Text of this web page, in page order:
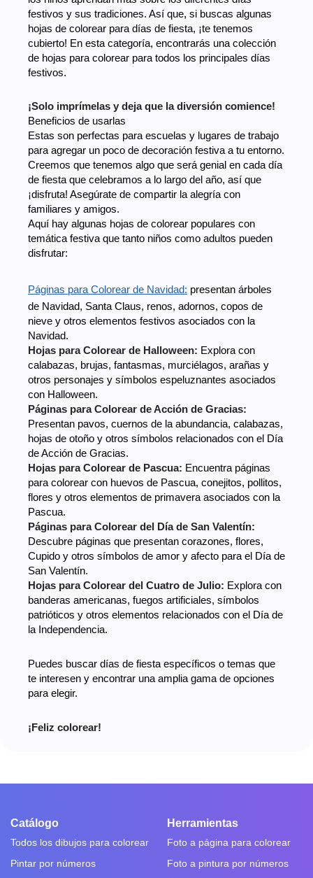
festivos y sus tradiciones. Así que, si buscas algunas
hojas de colorear para días de fiesta, ¡te tenemos
cubierto! En esta categoría, encontrarás una colección
de hojas para colorear para todos los principales días
festivos.
¡Solo imprímelas y deja que la diversión comience!
Beneficios de usarlas
Estas son perfectas para escuelas y lugares de trabajo
para agregar un poco de decoración festiva a tu entorno.
Creemos que tenemos algo que será genial en cada día
de fiesta que celebramos a lo largo del año, así que
¡disfruta! Asegúrate de compartir la alegría con
familiares y amigos.
Aquí hay algunas hojas de colorear populares con
temática festiva que tanto niños como adultos pueden
disfrutar:
Páginas para Colorear de Navidad: presentan árboles
de Navidad, Santa Claus, renos, adornos, copos de
nieve y otros elementos festivos asociados con la
Navidad.
Hojas para Colorear de Halloween: Explora con
calabazas, brujas, fantasmas, murciélagos, arañas y
otros personajes y símbolos espeluznantes asociados
con Halloween.
Páginas para Colorear de Acción de Gracias:
Presentan pavos, cuernos de la abundancia, calabazas,
hojas de otoño y otros símbolos relacionados con el Día
de Acción de Gracias.
Hojas para Colorear de Pascua: Encuentra páginas
para colorear con huevos de Pascua, conejitos, pollitos,
flores y otros elementos de primavera asociados con la
Pascua.
Páginas para Colorear del Día de San Valentín:
Descubre páginas que presentan corazones, flores,
Cupido y otros símbolos de amor y afecto para el Día de
San Valentín.
Hojas para Colorear del Cuatro de Julio: Explora con
banderas americanas, fuegos artificiales, símbolos
patrióticos y otros elementos relacionados con el Día de
la Independencia.
Puedes buscar días de fiesta específicos o temas que
te interesen y encontrar una amplia gama de opciones
para elegir.
¡Feliz colorear!
Catálogo
Todos los dibujos para colorear
Pintar por números
Herramientas
Foto a página para colorear
Foto a pintura por números